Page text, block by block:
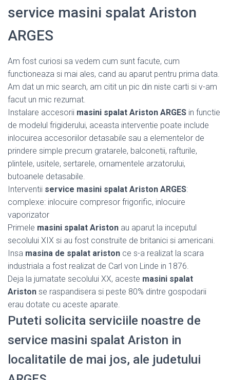
service masini spalat Ariston
ARGES
Am fost curiosi sa vedem cum sunt facute, cum
functioneaza si mai ales, cand au aparut pentru prima data.
Am dat un mic search, am citit un pic din niste carti si v-am
facut un mic rezumat.
Instalare accesorii masini spalat Ariston ARGES in functie
de modelul frigiderului, aceasta interventie poate include
inlocuirea accesoriilor detasabile sau a elementelor de
prindere simple precum gratarele, balconetii, rafturile,
plintele, usitele, sertarele, ornamentele arzatorului,
butoanele detasabile.
Interventii service masini spalat Ariston ARGES:
complexe: inlocuire compresor frigorific, inlocuire
vaporizator
Primele masini spalat Ariston au aparut la inceputul
secolului XIX si au fost construite de britanici si americani.
Insa masina de spalat ariston ce s-a realizat la scara
industriala a fost realizat de Carl von Linde in 1876.
Deja la jumatate secolului XX, aceste masini spalat
Ariston se raspandisera si peste 80% dintre gospodarii
erau dotate cu aceste aparate.
Puteti solicita serviciile noastre de
service masini spalat Ariston in
localitatile de mai jos, ale judetului